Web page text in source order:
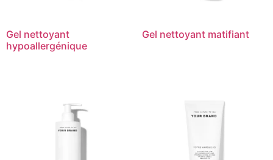
Gel nettoyant
hypoallergénique
Gel nettoyant matifiant